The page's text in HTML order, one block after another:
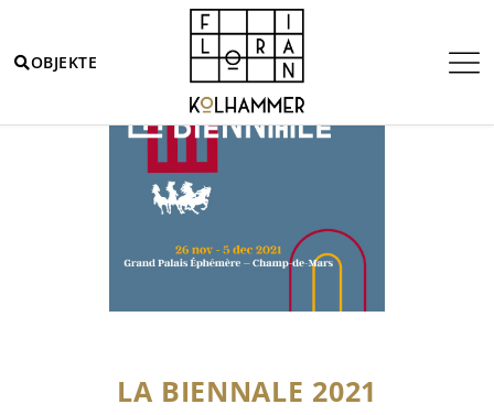
OBJEKTE
LA BIENNALE 2021